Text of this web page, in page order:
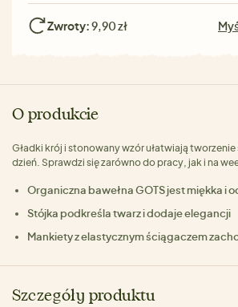
Zwroty:9,90 zł
O produkcie
Gładki krój i stonowany wzór ułatwiają
dzień. Sprawdzi się zarówno do pracy, jak i na
Organiczna bawełna GOTS jest miękka i
Stójka podkreśla twarz i dodaje elegancji
Mankiety z elastycznym ściągaczem
Szczegóły produktu